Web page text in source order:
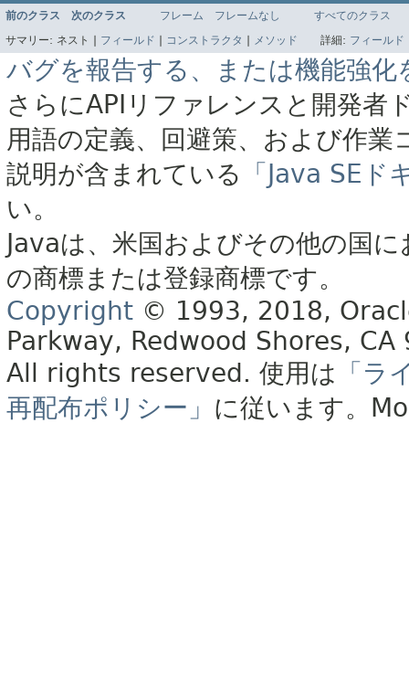
前のクラス 次のクラス フレーム フレームなし
すべてのクラス
サマリー: ネスト | フィールド | コンストラクタ | メソッド 詳細: フィールド
バグを報告する、または機能強化
さらにAPIリファレンスと開発者
用語の定義、回避策、および作
説明が含まれている
「Java SE
い。
Javaは、米国およびその他の国
の商標または登録商標です。
Copyright © 1993, 2018,
Parkway, Redwood Shores, CA
All rights reserved. 使用は 「ラ
再配布ポリシー」 に従います。